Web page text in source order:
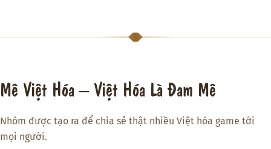
Mê Việt Hóa – Việt Hóa Là Đam Mê
Nhóm được tạo ra để chia sẻ thật nhiều Việt hóa game tới
mọi người.